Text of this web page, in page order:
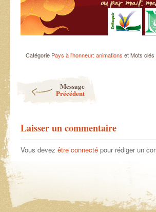
Catégorie Pays à l'honneur: animations et Mots clés
Message
Précédent
Laisser un commentaire
Vous devez être connecté pour rédiger un